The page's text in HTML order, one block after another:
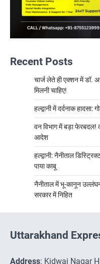
Recent Posts
चार्ज लेते ही एक्शन में डॉ.
मिलनी चाहिए!
हल्द्वानी में दर्दनाक
वन विभाग में बड़ा फेरबदल!
आदेश
हल्द्वानी: नैनीताल
पाया काबू
नैनीताल में भू-कानून उल्लंघन
सरकार में निहित
Uttarakhand
Address: Kidwai Nagar